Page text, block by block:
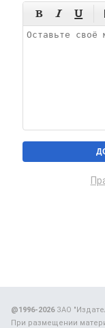
  
@1996-2026ЗАО
При размещении